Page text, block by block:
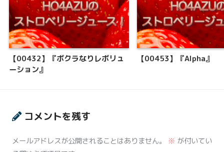
【00432】『ボクラなりレボリュ
ーション』
【00453】『Alpha』
コメントを残す
メールアドレスが公開されることはありません。 ※ が付いてい